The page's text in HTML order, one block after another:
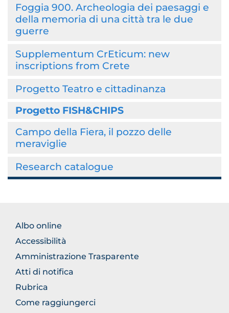
Foggia 900. Archeologia dei paesaggi e
della memoria di una città tra le due
guerre
Supplementum CrEticum: new
inscriptions from Crete
Progetto Teatro e cittadinanza
Progetto FISH&CHIPS
Campo della Fiera, il pozzo delle
meraviglie
Research catalogue
BROWSE
THE
SECTION
Albo online
Accessibilità
Amministrazione Trasparente
Atti di notifica
Rubrica
Come raggiungerci